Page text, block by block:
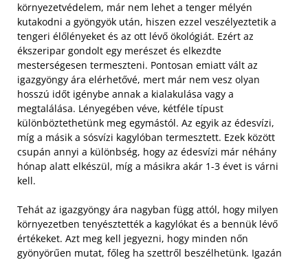
környezetvédelem, már nem lehet a tenger mélyén
kutakodni a gyöngyök után, hiszen ezzel veszélyeztetik a
tengeri élőlényeket és az ott lévő ökológiát. Ezért az
ékszeripar gondolt egy merészet és elkezdte
mesterségesen termeszteni. Pontosan emiatt vált az
igazgyöngy ára elérhetővé, mert már nem vesz olyan
hosszú időt igénybe annak a kialakulása vagy a
megtalálása. Lényegében véve, kétféle típust
különböztethetünk meg egymástól. Az egyik az édesvízi,
míg a másik a sósvízi kagylóban termesztett. Ezek között
csupán annyi a különbség, hogy az édesvízi már néhány
hónap alatt elkészül, míg a másikra akár 1-3 évet is várni
kell.
Tehát az igazgyöngy ára nagyban függ attól, hogy milyen
környezetben tenyésztették a kagylókat és a bennük lévő
értékeket. Azt meg kell jegyezni, hogy minden nőn
gyönyörűen mutat, főleg ha szettről beszélhetünk. Igazán